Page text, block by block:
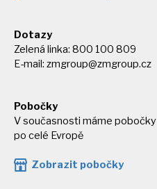
Dotazy
Zelená linka: 800 100 809
E-mail: zmgroup@zmgroup.cz
Pobočky
V současnosti máme pobočky
po celé Evropě
Zobrazit pobočky